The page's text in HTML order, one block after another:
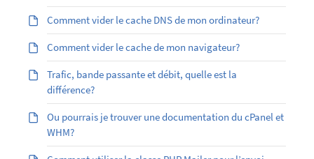
Comment vider le cache DNS de mon ordinateur?
Comment vider le cache de mon navigateur?
Trafic, bande passante et débit, quelle est la
différence?
Ou pourrais je trouver une documentation du cPanel et
WHM?